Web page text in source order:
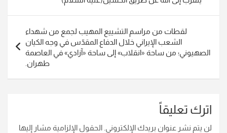
لقطات من مراسم التشييع المهيب لجمع من شهداء
الشعب الإيراني خلال الدفاع المقدّس في وجه الكيان
الصهيوني؛ من ساحة «انقلاب» إلى ساحة «آزادي» في العاصمة
طهران.
اترك تعليقاً
لن يتم نشر عنوان بريدك الإلكتروني. الحقول الإلزامية مشار إليها